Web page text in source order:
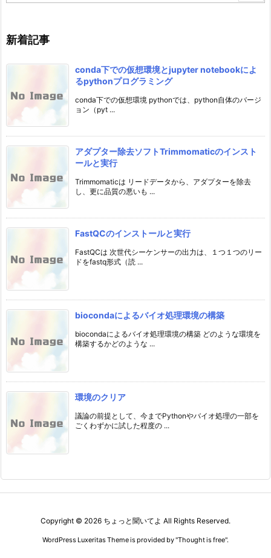
新着記事
conda下での仮想環境とjupyter notebookによ
るpythonプログラミング
conda下での仮想環境 pythonでは、python自体のバージ
ョン（pyt ...
アダプター除去ソフトTrimmomaticのインスト
ールと実行
Trimmomaticは リードデータから、アダプターを除去
し、更に品質の悪いも ...
FastQCのインストールと実行
FastQCは 次世代シーケンサーの出力は、１つ１つのリー
ドをfastq形式（読 ...
biocondaによるバイオ処理環境の構築
biocondaによるバイオ処理環境の構築 どのような環境を
構築するかどのような ...
環境のクリア
議論の前提として、今までPythonやバイオ処理の一部を
ごくわずかに試した程度の ...
Copyright © 2026 ちょっと聞いてよ All Rights Reserved.
WordPress Luxeritas Theme is provided by "Thought is free".